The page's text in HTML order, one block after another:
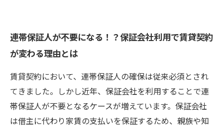
会社でスムーズな契約を実現
賃貸市場はどう変わる？連帯保証人不要の新し
い契約形態の未来とは
急増中！保証会社利用で連帯保証人なしの賃貸
契約が選ばれる理由
連帯保証人不要の賃貸契約を成功させるための
連帯保証人が不要になる！？保証会社利用で賃貸契約
が変わる理由とは
賃貸契約において、連帯保証人の確保は従来必須とされ
てきました。しかし近年、保証会社を利用することで連
帯保証人が不要となるケースが増えています。保証会社
は借主に代わり家賃の支払いを保証するため、親族や知